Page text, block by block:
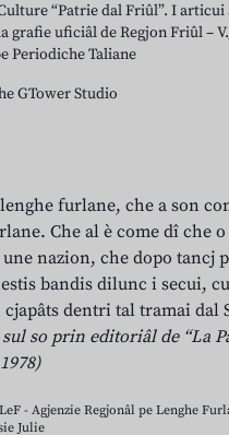
“Patrie dal Friûl”. I articui
grafie uficiâl de Regjon Friûl –
Periodiche Taliane
GTower Studio
furlane, che a son
Che al è come dî che
nazion, che dopo tancj
bandis dilunc i secui,
dentri tal tramai dal
so prin editoriâl de “La
- Agjenzie Regjonâl pe Lenghe
Julie